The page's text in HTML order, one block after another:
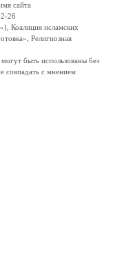
сайта
26
Коалиция исламских
Религиозная
быть использованы без
совпадать с мнением